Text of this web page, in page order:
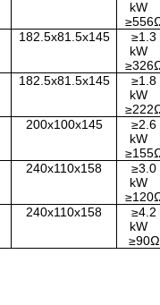
kW
182.5x81.5x145
≥1.3
kW
182.5x81.5x145
≥1.8
kW
200x100x145
≥2.6
kW
240x110x158
≥3.0
kW
240x110x158
≥4.2
kW
≥90Ω